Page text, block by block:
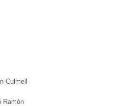
Culmell
Ramón